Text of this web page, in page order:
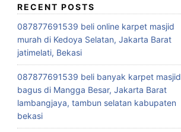
RECENT POSTS
087877691539 beli online karpet masjid
murah di Kedoya Selatan, Jakarta Barat
jatimelati, Bekasi
087877691539 beli banyak karpet masjid
bagus di Mangga Besar, Jakarta Barat
lambangjaya, tambun selatan kabupaten
bekasi